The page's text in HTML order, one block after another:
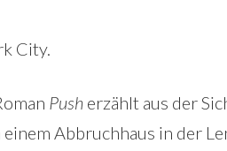
City.
Push erzählt aus der
einem Abbruchhaus in der